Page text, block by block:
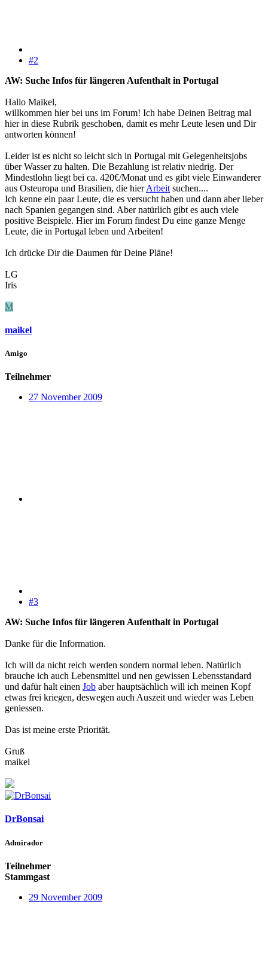
#2
AW: Suche Infos für längeren Aufenthalt in Portugal
Hallo Maikel,
willkommen hier bei uns im Forum! Ich habe Deinen Beitrag mal
hier in diese Rubrik geschoben, damit es mehr Leute lesen und Dir
antworten können!
Leider ist es nicht so leicht sich in Portugal mit Gelegenheitsjobs
über Wasser zu halten. Die Bezahlung ist relativ niedrig. Der
Mindestlohn liegt bei ca. 420€/Monat und es gibt viele Einwanderer
aus Osteuropa und Brasilien, die hierArbeit suchen....
Ich kenne ein paar Leute, die es versucht haben und dann aber lieber
nach Spanien gegangen sind. Aber natürlich gibt es auch viele
positive Beispiele. Hier im Forum findest Du eine ganze Menge
Leute, die in Portugal leben und Arbeiten!
Ich drücke Dir die Daumen für Deine Pläne!
LG
Iris
M
maikel
Amigo
Teilnehmer
27 November 2009
#3
AW: Suche Infos für längeren Aufenthalt in Portugal
Danke für die Information.
Ich will da nicht reich werden sondern normal leben. Natürlich
brauche ich auch Lebensmittel und nen gewissen Lebensstandard
und dafür halt einen Job aber hauptsächlich will ich meinen Kopf
etwas frei kriegen, deswegen auch Auszeit und wieder was Leben
geniessen.
Das ist meine erste Priorität.
Gruß
maikel
DrBonsai
Admirador
Teilnehmer
Stammgast
29 November 2009